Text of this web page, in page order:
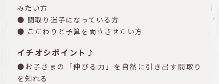
みたい方
● 間取り迷子になっている方
● こだわりと予算を両立させたい方
イチオシポイント♪
●お子さまの「伸びる力」を自然に引き出す間取り
を知れる